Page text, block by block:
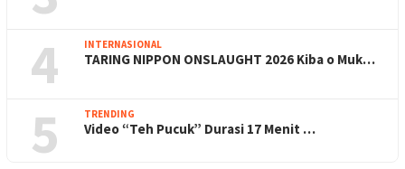
4 INTERNASIONAL
TARING NIPPON ONSLAUGHT 2026 Kiba o Muk…
5 TRENDING
Video “Teh Pucuk” Durasi 17 Menit …